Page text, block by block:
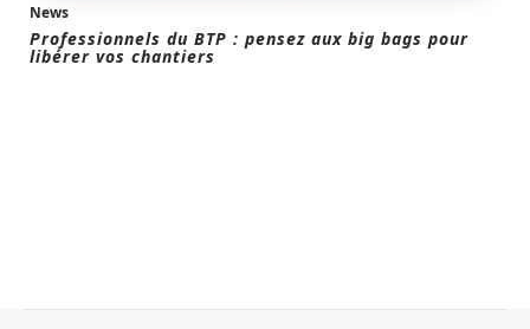
News
Professionnels du BTP : pensez aux big bags pour
libérer vos chantiers